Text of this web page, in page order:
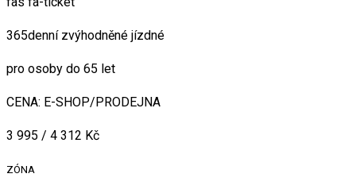
365denní zvýhodněné jízdné
pro osoby do 65 let
CENA: E-SHOP/PRODEJNA
3 995 / 4 312 Kč
ZÓNA